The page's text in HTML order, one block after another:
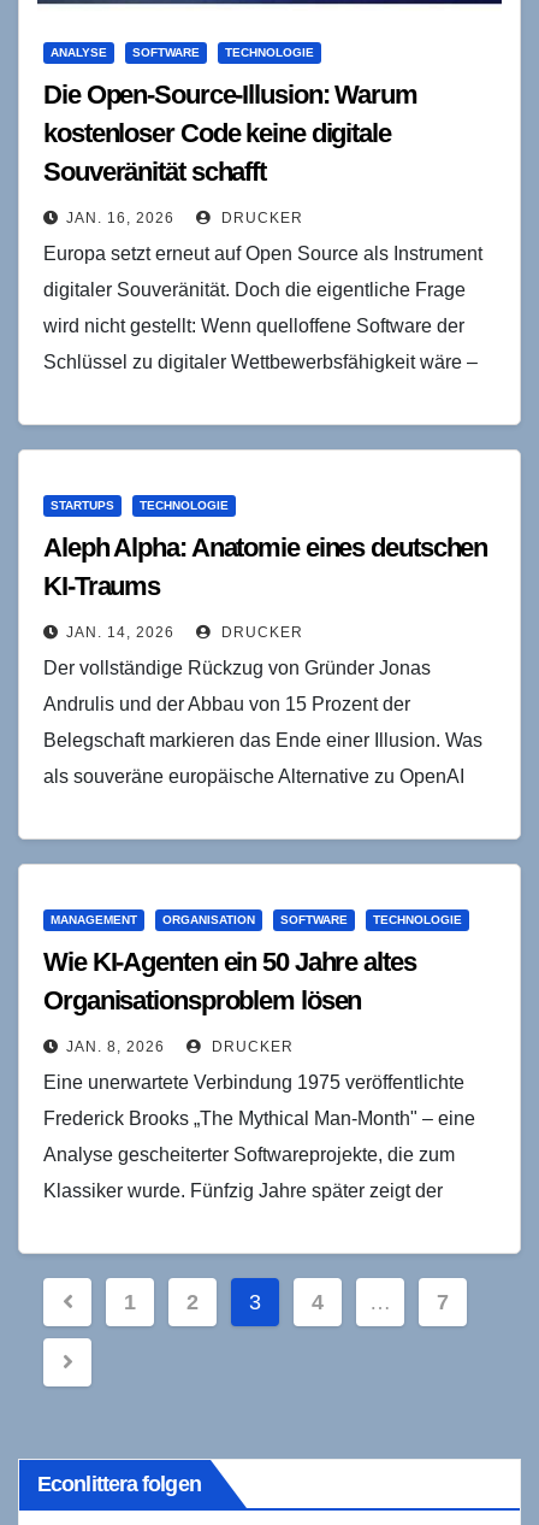
ANALYSE SOFTWARE TECHNOLOGIE
Die Open-Source-Illusion: Warum
kostenloser Code keine digitale
Souveränität schafft
JAN. 16, 2026 DRUCKER
Europa setzt erneut auf Open Source als Instrument
digitaler Souveränität. Doch die eigentliche Frage
wird nicht gestellt: Wenn quelloffene Software der
Schlüssel zu digitaler Wettbewerbsfähigkeit wäre –
STARTUPS TECHNOLOGIE
Aleph Alpha: Anatomie eines deutschen
KI-Traums
JAN. 14, 2026 DRUCKER
Der vollständige Rückzug von Gründer Jonas
Andrulis und der Abbau von 15 Prozent der
Belegschaft markieren das Ende einer Illusion. Was
als souveräne europäische Alternative zu OpenAI
MANAGEMENT ORGANISATION SOFTWARE TECHNOLOGIE
Wie KI-Agenten ein 50 Jahre altes
Organisationsproblem lösen
JAN. 8, 2026 DRUCKER
Eine unerwartete Verbindung 1975 veröffentlichte
Frederick Brooks „The Mythical Man-Month" – eine
Analyse gescheiterter Softwareprojekte, die zum
Klassiker wurde. Fünfzig Jahre später zeigt der
Seitennummerierung
der
Beiträge
1 2 3 4 … 7
Econlittera folgen